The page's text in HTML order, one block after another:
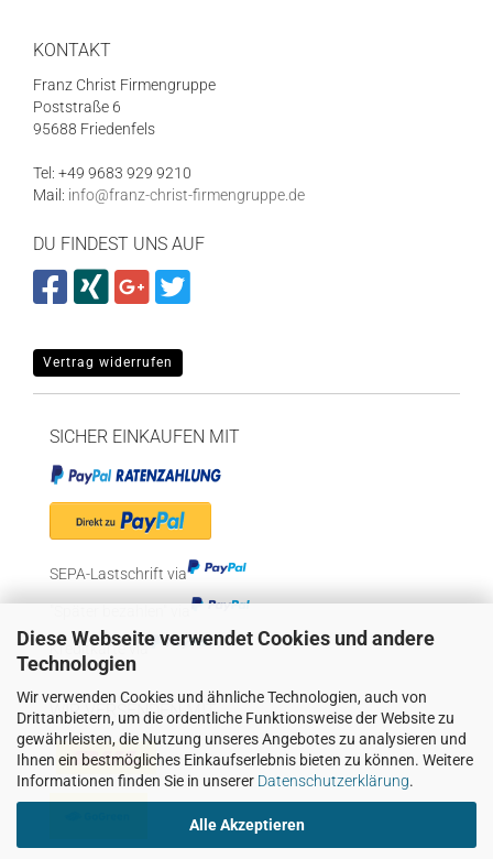
Diese Webseite verwendet Cookies und andere
Technologien
Wir verwenden Cookies und ähnliche Technologien, auch von
Drittanbietern, um die ordentliche Funktionsweise der Website zu
gewährleisten, die Nutzung unseres Angebotes zu analysieren und
Ihnen ein bestmögliches Einkaufserlebnis bieten zu können. Weitere
Informationen finden Sie in unserer Datenschutzerklärung.
Alle Akzeptieren
KONTAKT
Franz Christ Firmengruppe
Poststraße 6
95688 Friedenfels
Tel: +49 9683 929 9210
Mail: info@franz-christ-firmengruppe.de
DU FINDEST UNS AUF
Vertrag widerrufen
SICHER EINKAUFEN MIT
SEPA-Lastschrift via
Kreditkarte via
WIR VERSENDEN MIT